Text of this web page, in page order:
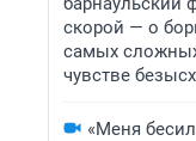
скорой — о
самых
чувстве
«Меня